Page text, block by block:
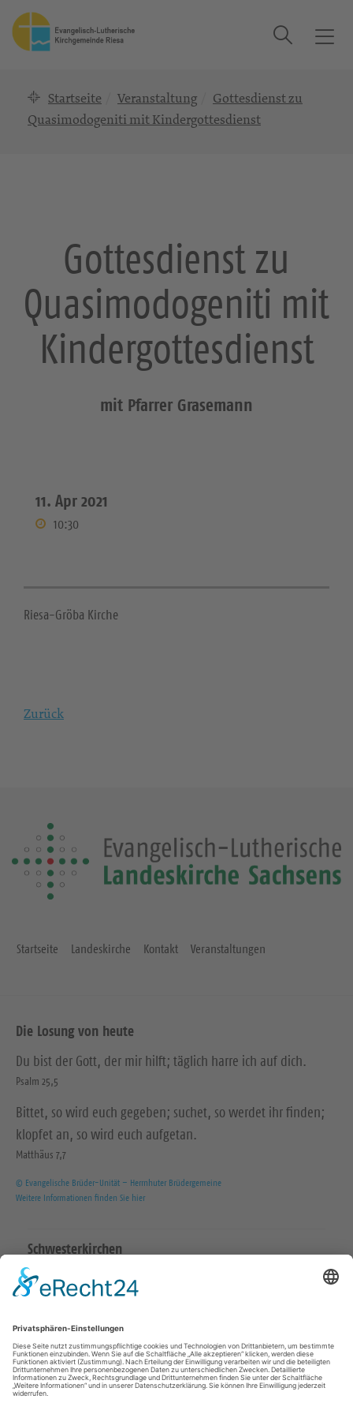
T
i
Suche
Startseite Veranstaltung
Gottesdienst zu
Quasimodogeniti mit Kindergottesdienst
Gottesdienst zu
Quasimodogeniti mit
Kindergottesdienst
mit Pfarrer Grasemann
11. Apr 2021
10:30
Riesa-Gröba Kirche
Zurück
Startseite Landeskirche Kontakt Veranstaltungen
Die Losung von heute
Du bist der Gott, der mir hilft; täglich harre ich auf dich.
Psalm 25,5
Bittet, so wird euch gegeben; suchet, so werdet ihr finden;
klopfet an, so wird euch aufgetan.
Matthäus 7,7
© Evangelische Brüder-Unität – Herrnhuter Brüdergemeine
Weitere Informationen finden Sie hier
Schwesterkirchen
Ev.-Luth. Martinskirchgemeinde Hirschstein
Ev.-Luth. Friedenskirchgemeinde Staucha
Ev.-Luth. Kirchgemeinde Strehla
Ev.-Luth. Christuskirchgemeinde Zeithain
Katholisch in Riesa